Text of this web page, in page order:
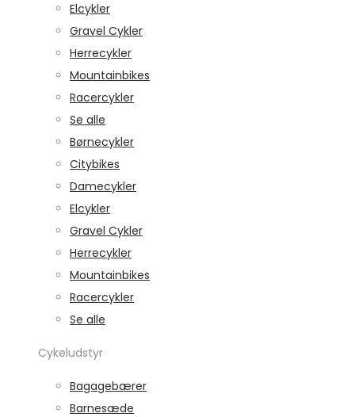
Elcykler
Gravel Cykler
Herrecykler
Mountainbikes
Racercykler
Se alle
Børnecykler
Citybikes
Damecykler
Elcykler
Gravel Cykler
Herrecykler
Mountainbikes
Racercykler
Se alle
Cykeludstyr
Bagagebærer
Barnesæde